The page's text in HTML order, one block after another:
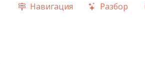
Навигация Разбор